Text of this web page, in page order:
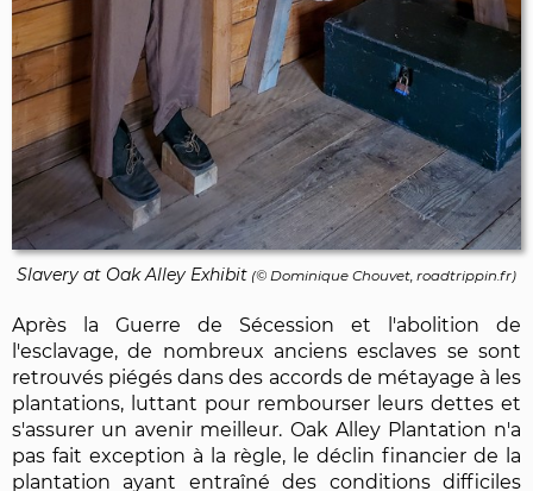
Slavery at Oak Alley Exhibit (© Dominique Chouvet, roadtrippin.fr)
Après la Guerre de Sécession et l'abolition de
l'esclavage, de nombreux anciens esclaves se sont
retrouvés piégés dans des accords de métayage à les
plantations, luttant pour rembourser leurs dettes et
s'assurer un avenir meilleur. Oak Alley Plantation n'a
pas fait exception à la règle, le déclin financier de la
plantation ayant entraîné des conditions difficiles